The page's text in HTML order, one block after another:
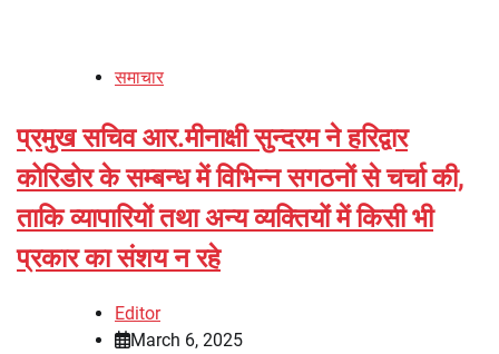
समाचार
प्रमुख सचिव आर.मीनाक्षी सुन्दरम ने हरिद्वार
कोरिडोर के सम्बन्ध में विभिन्न सगठनों से चर्चा की,
ताकि व्यापारियों तथा अन्य व्यक्तियों में किसी भी
प्रकार का संशय न रहे
Editor
March 6, 2025